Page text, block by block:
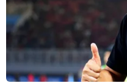
Thúc đẩy hợp tác
khoa học, công
Trí thức Việt Nam
liệu chuyên gia đầu